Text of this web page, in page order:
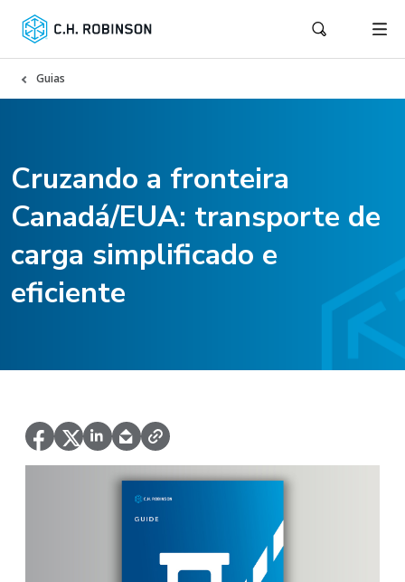
Guias
Cruzando a fronteira
Canadá/EUA: transporte de
carga simplificado e
eficiente